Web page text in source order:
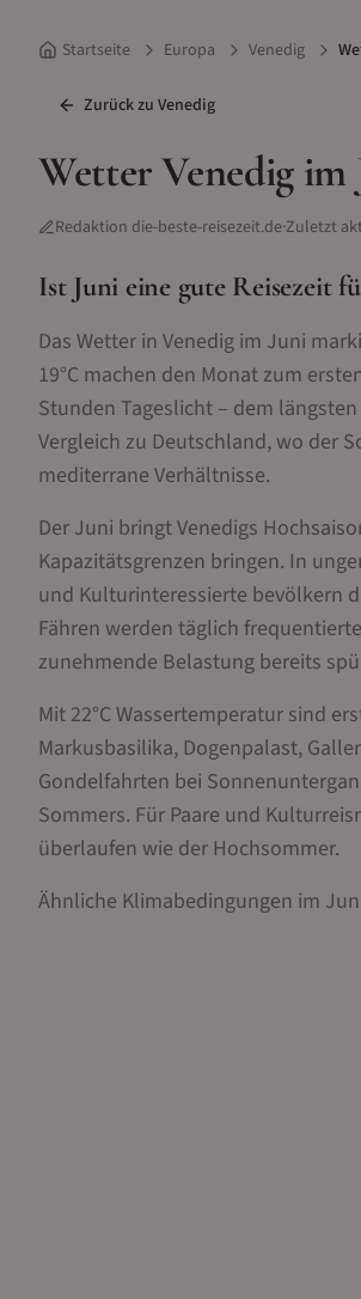
Startseite Europa Venedig
Zurück zu Venedig
WetterVenedigim
Redaktion die-beste-reisezeit.de·Zuletzt
Ist Juni eine gute Reisezeit
Das Wetter in Venedig im Juni
19°C machen den Monat zum
Stunden Tageslicht – dem
Vergleich zu Deutschland, wo der
mediterrane Verhältnisse.
Der Juni bringt Venedigs
Kapazitätsgrenzen bringen. In
und Kulturinteressierte bevölkern
Fähren werden täglich
zunehmende Belastung bereits
Mit 22°C Wassertemperatur sind
Markusbasilika, Dogenpalast,
Gondelfahrten bei
Sommers. Für Paare und
überlaufen wie der Hochsommer.
Ähnliche Klimabedingungen im